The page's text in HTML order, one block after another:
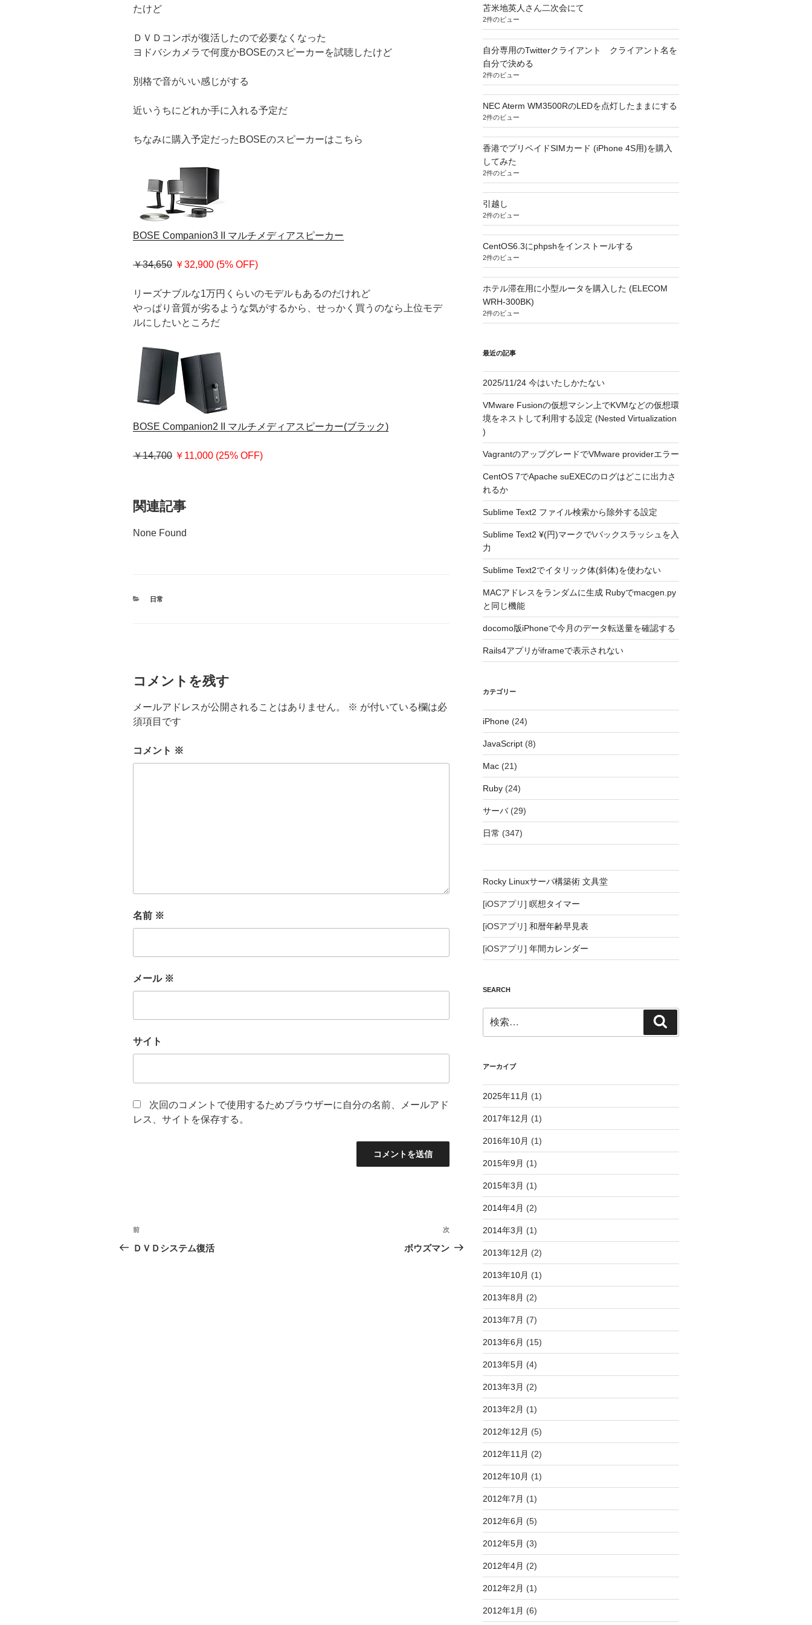
たけど
ＤＶＤコンポが復活したので必要なくなった
ヨドバシカメラで何度かBOSEのスピーカーを試聴したけど
別格で音がいい感じがする
近いうちにどれか手に入れる予定だ
ちなみに購入予定だったBOSEのスピーカーはこちら
BOSE Companion3 II マルチメディアスピーカー
￥34,650 ￥32,900 (5% OFF)
リーズナブルな1万円くらいのモデルもあるのだけれど
やっぱり音質が劣るような気がするから、せっかく買うのなら上位モデ
ルにしたいところだ
BOSE Companion2 II マルチメディアスピーカー(ブラック)
￥14,700 ￥11,000 (25% OFF)
関連記事
None Found
カ
日常
コメントを残す
メールアドレスが公開されることはありません。 ※ が付いている欄は必
須項目です
コメント ※
名前 ※
メール ※
サイト
次回のコメントで使用するためブラウザーに自分の名前、メールアド
レス、サイトを保存する。
投
稿
前
の
前
ＤＶＤシステム復活
次
の
次
ボウズマン
苫米地英人さん二次会にて
2件のビュー
自分専用のTwitterクライアント クライアント名を
自分で決める
2件のビュー
NEC Aterm WM3500RのLEDを点灯したままにする
2件のビュー
香港でプリペイドSIMカード (iPhone 4S用)を購入
してみた
2件のビュー
引越し
2件のビュー
CentOS6.3にphpshをインストールする
2件のビュー
ホテル滞在用に小型ルータを購入した (ELECOM
WRH-300BK)
2件のビュー
最近の記事
2025/11/24 今はいたしかたない
VMware Fusionの仮想マシン上でKVMなどの仮想環
境をネストして利用する設定 (Nested Virtualization
)
VagrantのアップグレードでVMware providerエラー
CentOS 7でApache suEXECのログはどこに出力さ
れるか
Sublime Text2 ファイル検索から除外する設定
Sublime Text2 ¥(円)マークで\バックスラッシュを入
力
Sublime Text2でイタリック体(斜体)を使わない
MACアドレスをランダムに生成 Rubyでmacgen.py
と同じ機能
docomo版iPhoneで今月のデータ転送量を確認する
Rails4アプリがiframeで表示されない
カテゴリー
iPhone(24)
JavaScript(8)
Mac(21)
Ruby(24)
サーバ(29)
日常 (347)
Rocky Linuxサーバ構築術 文具堂
[iOSアプリ] 瞑想タイマー
[iOSアプリ] 和暦年齢早見表
[iOSアプリ] 年間カレンダー
SEARCH
索:
索
アーカイブ
2025年11月 (1)
2017年12月 (1)
2016年10月 (1)
2015年9月 (1)
2015年3月 (1)
2014年4月 (2)
2014年3月 (1)
2013年12月 (2)
2013年10月 (1)
2013年8月 (2)
2013年7月 (7)
2013年6月 (15)
2013年5月 (4)
2013年3月 (2)
2013年2月 (1)
2012年12月 (5)
2012年11月 (2)
2012年10月 (1)
2012年7月 (1)
2012年6月 (5)
2012年5月 (3)
2012年4月 (2)
2012年2月 (1)
2012年1月 (6)